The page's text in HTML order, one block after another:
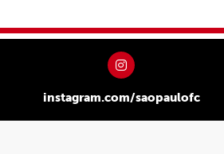
instagram.com/saopaulofc